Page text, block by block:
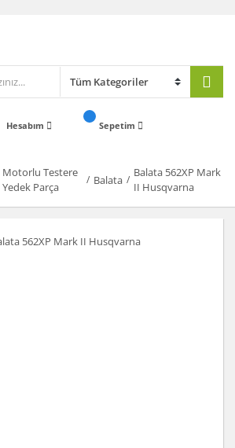
Hesabım Sepetim
Motorlu Testere
Yedek Parça
Balata
Balata 562XP Mark
II Husqvarna